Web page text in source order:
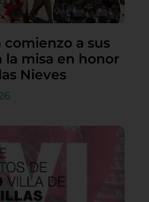
a sus
la misa en honor
Nieves